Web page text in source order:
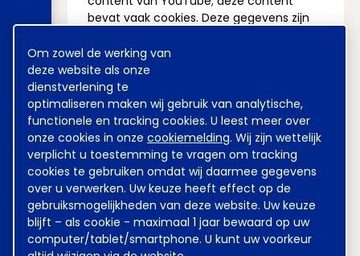
Cookie
melding
Om zowel de werking van
deze website als onze
dienstverlening te
optimaliseren maken wij gebruik van analytische,
functionele en tracking cookies. U leest meer over
onze cookies in onze cookiemelding. Wij zijn wettelijk
verplicht u toestemming te vragen om tracking
cookies te gebruiken omdat wij daarmee gegevens
over u verwerken. Uw keuze heeft effect op de
gebruiksmogelijkheden van deze website. Uw keuze
blijft – als cookie - maximaal 1 jaar bewaard op uw
computer/tablet/smartphone. U kunt uw voorkeur
bevat vaak cookies. Deze gegevens zijn
geen invloed op het plaatsen van deze
cookies. Deze website maakt geen
gebruik van advertising cookies van
derden.
Wat is een cookie?
Een cookie is een informatiebestand dat
onze website plaatst op uw computer,
tablet of telefoon (“apparaat”) waarmee
je deze website bezoekt. Functionele
cookies zijn nodig voor een goede werking
van de website. Analytische cookies
gebruiken wij om de kwaliteit en de